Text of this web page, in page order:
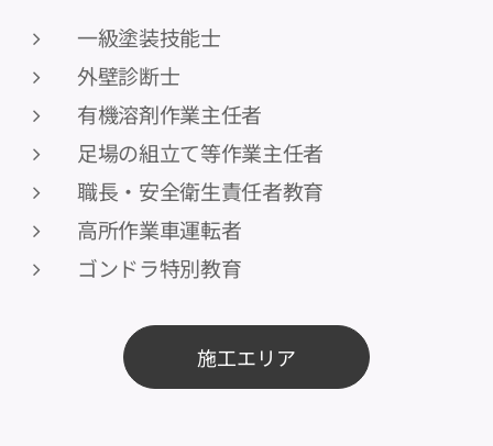
一級塗装技能士
外壁診断士
有機溶剤作業主任者
足場の組立て等作業主任者
職長・安全衛生責任者教育
高所作業車運転者
ゴンドラ特別教育
施工エリア